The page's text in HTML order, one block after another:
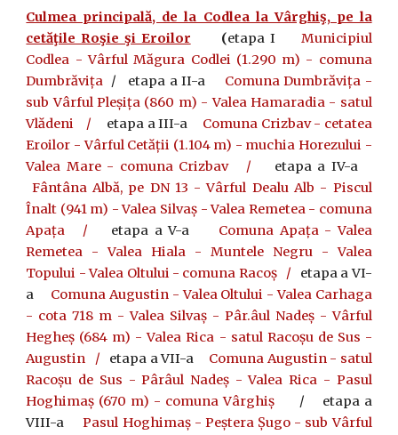
Culmea principală, de la Codlea la Vârghiş, pe la
cetăţile Roşie şi Eroilor (etapa I
Municipiul
Codlea - Vârful Măgura Codlei (1.290 m) - comuna
Dumbrăvița / etapa a II-a
Comuna Dumbrăvița -
sub Vârful Pleșița (860 m) - Valea Hamaradia - satul
Vlădeni
/ etapa a III-a
Comuna Crizbav - cetatea
Eroilor - Vârful Cetății (1.104 m) - muchia Horezului -
Valea Mare - comuna Crizbav/ etapa a IV-a
Fântâna Albă, pe DN 13 - Vârful Dealu Alb - Piscul
Înalt (941 m) - Valea Silvaș - Valea Remetea - comuna
Apața
/ etapa a V-a
Comuna Apața - Valea
Remetea - Valea Hiala - Muntele Negru - Valea
Topului - Valea Oltului - comuna Racoș
/ etapa a VI-
a
Comuna Augustin - Valea Oltului - Valea Carhaga
- cota 718 m - Valea Silvaș - Pâr.âul Nadeș - Vârful
Hegheș (684 m) - Valea Rica - satul Racoșu de Sus -
Augustin / etapa a VII-a
Comuna Augustin - satul
Racoșu de Sus - Pârâul Nadeș - Valea Rica - Pasul
Hoghimaș (670 m) - comuna Vârghiș
/ etapa a
VIII-a
Pasul Hoghimaș - Peștera Șugo - sub Vârful